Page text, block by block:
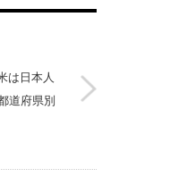
は日本人
道府県別